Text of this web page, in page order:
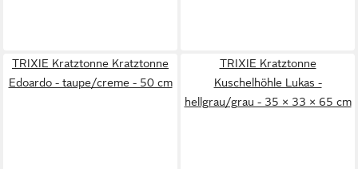
TRIXIE Kratztonne Kratztonne
Edoardo - taupe/creme - 50 cm
TRIXIE Kratztonne
Kuschelhöhle Lukas -
hellgrau/grau - 35 × 33 × 65 cm